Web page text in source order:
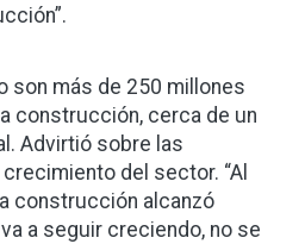
son más de 250 millones
construcción, cerca de un
Advirtió sobre las
del sector. “Al
construcción alcanzó
a seguir creciendo, no se